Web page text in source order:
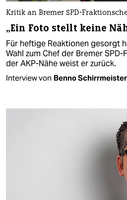
Kritik an Bremer SPD-
„Ein Foto stellt keine
Für heftige Reaktionen gesorgt
Wahl zum Chef der Bremer
der AKP-Nähe weist er zurück.
Interview von Benno Schirrmeister